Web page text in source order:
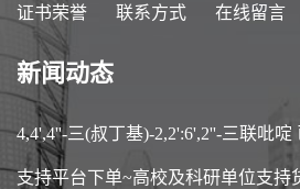
证书荣誉 联系方式 在线留言
新闻动态
4,4',4''-三(叔丁基)-2,2':6',2''-三联吡啶
支持平台下单~高校及科研单位支持